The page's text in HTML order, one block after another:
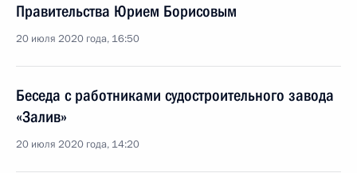
Правительства Юрием Борисовым
20 июля 2020 года, 16:50
Беседа с работниками судостроительного завода
«Залив»
20 июля 2020 года, 14:20